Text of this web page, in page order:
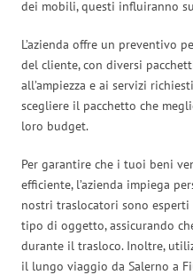
dei mobili, questi influiranno
L’azienda offre un preventivo
del cliente, con diversi
all’ampiezza e ai servizi
scegliere il pacchetto che
loro budget.
Per garantire che i tuoi beni
efficiente, l’azienda impiega
nostri traslocatori sono
tipo di oggetto, assicurando
durante il trasloco. Inoltre,
il lungo viaggio da Salerno a